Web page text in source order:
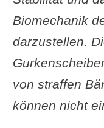
Biomechanik
darzustellen.
von straffen
können nicht